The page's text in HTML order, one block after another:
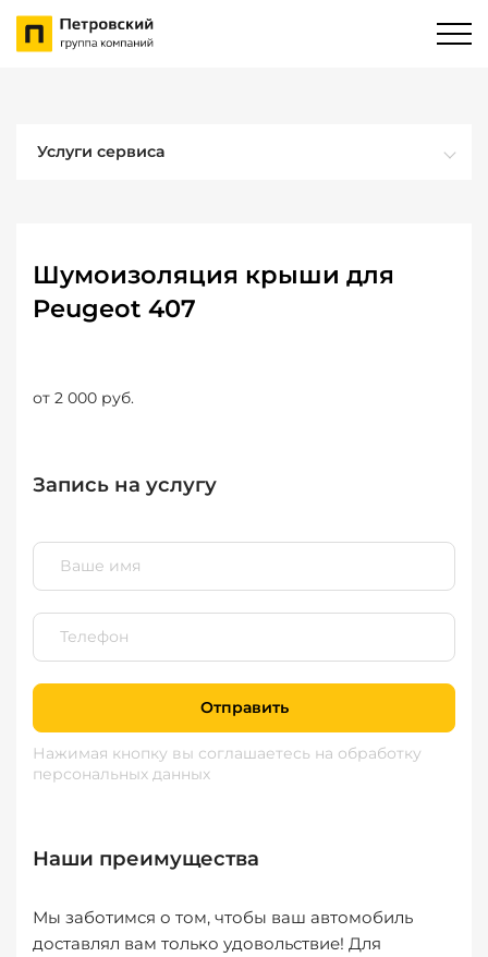
Услуги сервиса
Шумоизоляция крыши для
Peugeot 407
от 2 000 руб.
Запись на услугу
Отправить
Нажимая кнопку вы соглашаетесь на обработку
персональных данных
Наши преимущества
Мы заботимся о том, чтобы ваш автомобиль
доставлял вам только удовольствие! Для